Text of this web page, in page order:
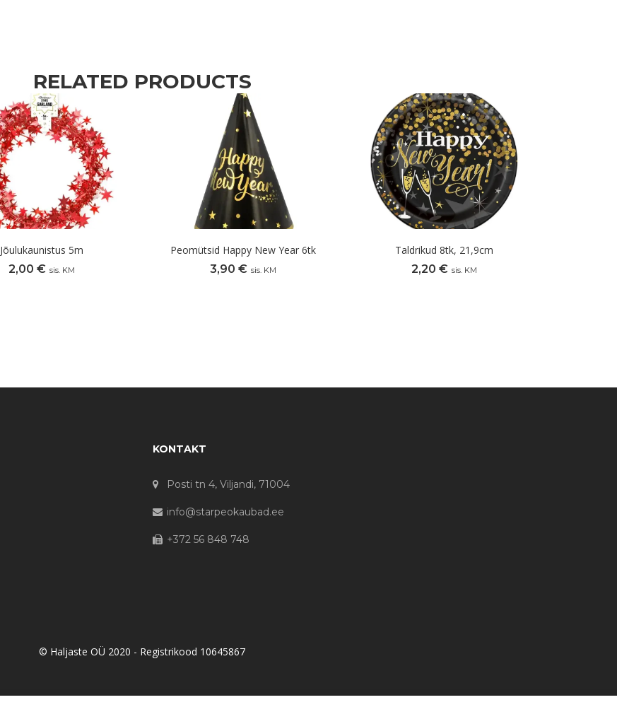
RELATED PRODUCTS
Jõulukaunistus 5m
2,00 € sis. KM
Peomütsid Happy New Year 6tk
3,90 € sis. KM
Taldrikud 8tk, 21,9cm
2,20 € sis. KM
KONTAKT
Posti tn 4, Viljandi, 71004
info@starpeokaubad.ee
+372 56 848 748
© Haljaste OÜ 2020 - Registrikood 10645867